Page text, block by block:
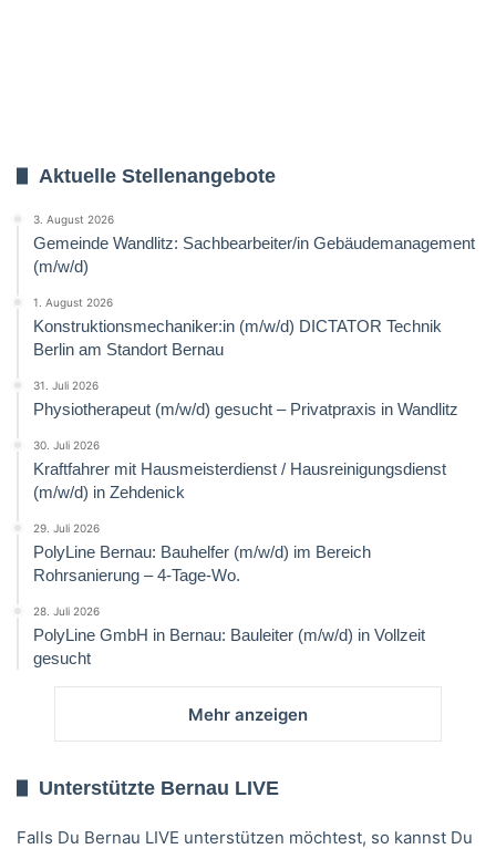
Aktuelle Stellenangebote
3. August 2026
Gemeinde Wandlitz: Sachbearbeiter/in Gebäudemanagement
(m/w/d)
1. August 2026
Konstruktionsmechaniker:in (m/w/d) DICTATOR Technik
Berlin am Standort Bernau
31. Juli 2026
Physiotherapeut (m/w/d) gesucht – Privatpraxis in Wandlitz
30. Juli 2026
Kraftfahrer mit Hausmeisterdienst / Hausreinigungsdienst
(m/w/d) in Zehdenick
29. Juli 2026
PolyLine Bernau: Bauhelfer (m/w/d) im Bereich
Rohrsanierung – 4-Tage-Wo.
28. Juli 2026
PolyLine GmbH in Bernau: Bauleiter (m/w/d) in Vollzeit
gesucht
Mehr anzeigen
Unterstützte Bernau LIVE
Falls Du Bernau LIVE unterstützen möchtest, so kannst Du